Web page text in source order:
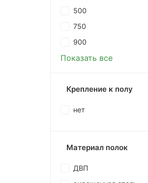
500
750
900
Показать все
Крепление к полу
нет
Материал полок
ДВП